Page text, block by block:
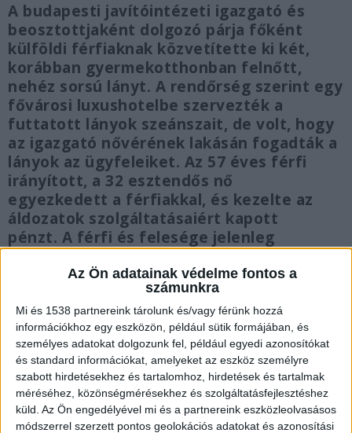
Az Ön adatainak védelme fontos a
számunkra
Mi és 1538 partnereink tárolunk és/vagy férünk hozzá
információkhoz egy eszközön, például sütik formájában, és
személyes adatokat dolgozunk fel, például egyedi azonosítókat
és standard információkat, amelyeket az eszköz személyre
szabott hirdetésekhez és tartalomhoz, hirdetések és tartalmak
méréséhez, közönségmérésekhez és szolgáltatásfejlesztéshez
küld. Az Ön engedélyével mi és a partnereink eszközleolvasásos
módszerrel szerzett pontos geolokációs adatokat és azonosítási
A budapesti javítóintézeti igazgató és
beosztottjaként dolgozó párja főként
külföldi férfiaknak közvetítette ki két,
korábban gyermekotthonban felnőtt,
nehéz sorsú lányt. A rendőrség szerint egy
fővárosi luxushotelbe szervezték a
futtatott lányok szeánszait, de volt, hogy
az igazgató nővérének lakásán fogadták a
lányok az ügyfeleiket. Az 57 éves férfi
irányított, a 32 esztendős nő
egyezkedett a férfiakkal, és kezelte az
áldozatok szolgáltatásaiért kapott
pénzt. A férfi és felesége jelenleg
120 millió forintot találtak náluk
AVálasz Onlineportrét közölt az intézet korábbi
vezetőjéről, J. Péter Pálról, akit május végén
tartóztattak le, emberkereskedelem és